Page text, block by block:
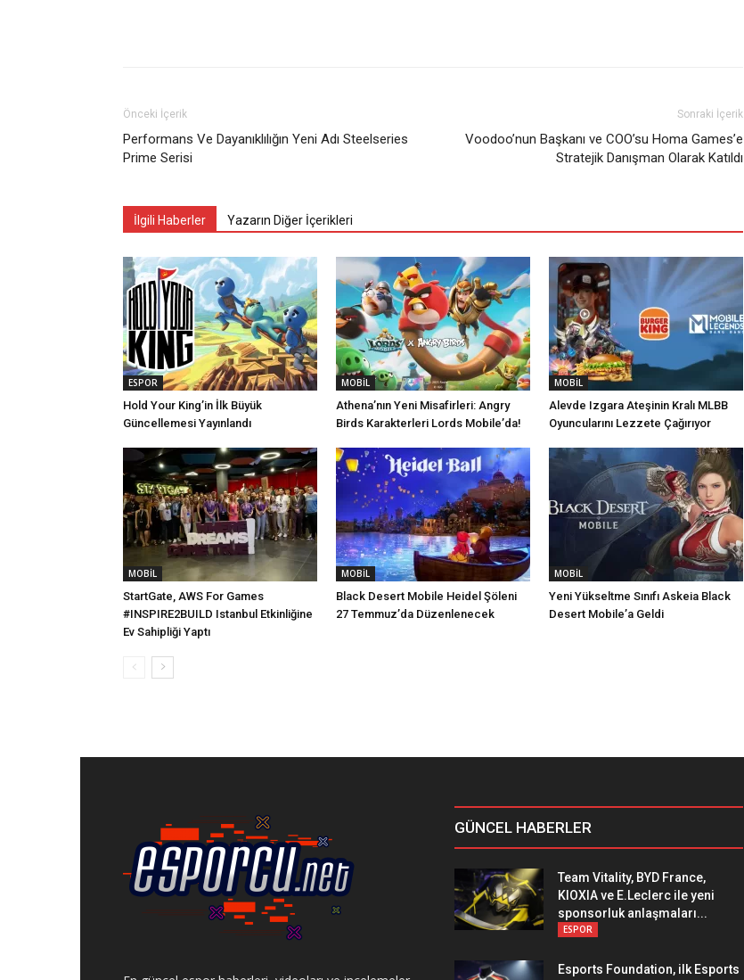
Önceki İçerik
Performans Ve Dayanıklılığın Yeni Adı Steelseries
Prime Serisi
Sonraki İçerik
Voodoo’nun Başkanı ve COO’su Homa Games’e
Stratejik Danışman Olarak Katıldı
İlgili Haberler Yazarın Diğer İçerikleri
ESPOR
Hold Your King’in İlk Büyük
Güncellemesi Yayınlandı
MOBİL
Athena’nın Yeni Misafirleri: Angry
Birds Karakterleri Lords Mobile’da!
MOBİL
Alevde Izgara Ateşinin Kralı MLBB
Oyuncularını Lezzete Çağırıyor
MOBİL
StartGate, AWS For Games
#INSPIRE2BUILD Istanbul Etkinliğine
Ev Sahipliği Yaptı
MOBİL
Black Desert Mobile Heidel Şöleni
27 Temmuz’da Düzenlenecek
MOBİL
Yeni Yükseltme Sınıfı Askeia Black
Desert Mobile’a Geldi
GÜNCEL HABERLER
Team Vitality, BYD France,
KIOXIA ve E.Leclerc ile yeni
sponsorluk anlaşmaları...
ESPOR
Esports Foundation, ilk Esports